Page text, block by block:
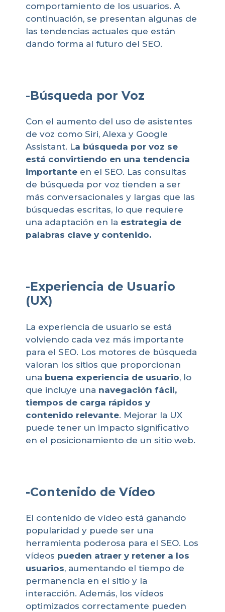
comportamiento de los usuarios. A
continuación, se presentan algunas de
las tendencias actuales que están
dando forma al futuro del SEO.
-Búsqueda por Voz
Con el aumento del uso de asistentes
de voz como Siri, Alexa y Google
Assistant. La búsqueda por voz se
está convirtiendo en una tendencia
importante en el SEO. Las consultas
de búsqueda por voz tienden a ser
más conversacionales y largas que las
búsquedas escritas, lo que requiere
una adaptación en la estrategia de
palabras clave y contenido.
-Experiencia de Usuario
(UX)
La experiencia de usuario se está
volviendo cada vez más importante
para el SEO. Los motores de búsqueda
valoran los sitios que proporcionan
una buena experiencia de usuario, lo
que incluye una navegación fácil,
tiempos de carga rápidos y
contenido relevante. Mejorar la UX
puede tener un impacto significativo
en el posicionamiento de un sitio web.
-Contenido de Vídeo
El contenido de vídeo está ganando
popularidad y puede ser una
herramienta poderosa para el SEO. Los
vídeos pueden atraer y retener a los
usuarios, aumentando el tiempo de
permanencia en el sitio y la
interacción. Además, los vídeos
optimizados correctamente pueden